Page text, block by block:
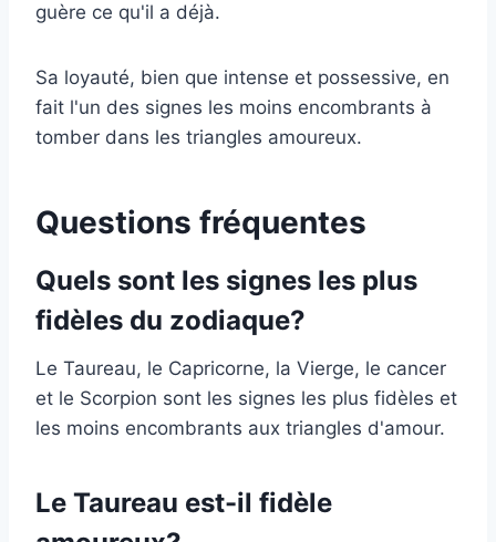
guère ce qu'il a déjà.
Sa loyauté, bien que intense et possessive, en
fait l'un des signes les moins encombrants à
tomber dans les triangles amoureux.
Questions fréquentes
Quels sont les signes les plus
fidèles du zodiaque?
Le Taureau, le Capricorne, la Vierge, le cancer
et le Scorpion sont les signes les plus fidèles et
les moins encombrants aux triangles d'amour.
Le Taureau est-il fidèle